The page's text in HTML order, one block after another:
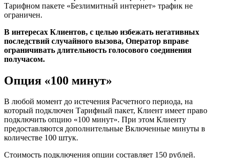
Тарифном пакете «Безлимитный интернет» трафик не
ограничен.
В интересах Клиентов, с целью избежать негативных
последствий случайного вызова, Оператор вправе
ограничивать длительность голосового соединения
получасом.
Опция «100 минут»
В любой момент до истечения Расчетного периода, на
который подключен Тарифный пакет, Клиент имеет право
подключить опцию «100 минут». При этом Клиенту
предоставляются дополнительные Включенные минуты в
количестве 100 штук.
Стоимость подключения опции составляет 150 рублей.